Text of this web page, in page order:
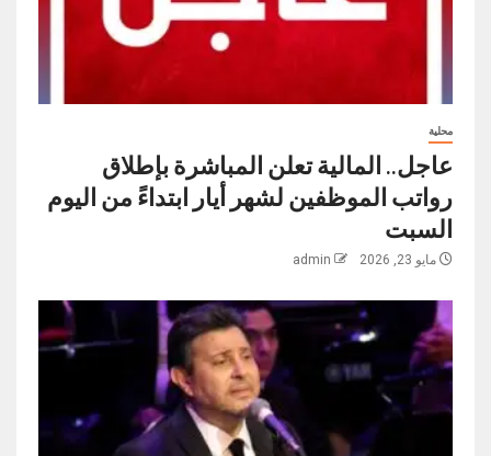
محلية
عاجل.. المالية تعلن المباشرة بإطلاق
رواتب ‏الموظفين لشهر أيار ابتداءً من اليوم
السبت
مايو 23, 2026 admin